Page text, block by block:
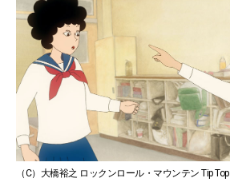
（C）大橋裕之 ロックンロール・マウンテン Tip Top